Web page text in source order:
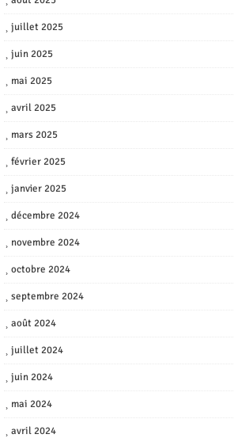
juillet 2025
juin 2025
mai 2025
avril 2025
mars 2025
février 2025
janvier 2025
décembre 2024
novembre 2024
octobre 2024
septembre 2024
août 2024
juillet 2024
juin 2024
mai 2024
avril 2024